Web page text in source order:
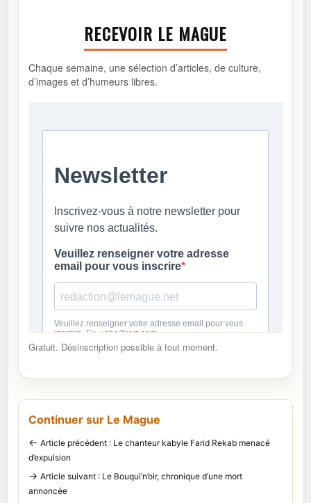
RECEVOIR LE MAGUE
Chaque semaine, une sélection d’articles, de culture,
d’images et d’humeurs libres.
Gratuit. Désinscription possible à tout moment.
Continuer sur Le Mague
← Article précédent : Le chanteur kabyle Farid Rekab menacé
d’expulsion
→ Article suivant : Le Bouqui’n’oir, chronique d’une mort
annoncée